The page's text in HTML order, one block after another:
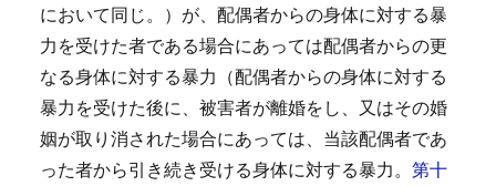
において同じ。）が、配偶者からの身体に対する暴
力を受けた者である場合にあっては配偶者からの更
なる身体に対する暴力（配偶者からの身体に対する
暴力を受けた後に、被害者が離婚をし、又はその婚
姻が取り消された場合にあっては、当該配偶者であ
った者から引き続き受ける身体に対する暴力。 第十